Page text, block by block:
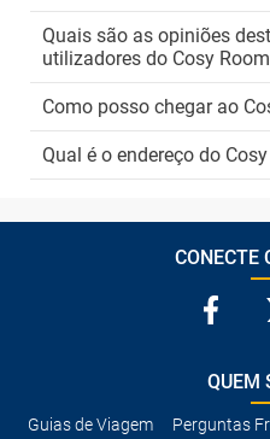
Quais são as opiniões
utilizadores do Cosy
Como posso chegar ao
Qual é o endereço do
CONECTE
QUEM
Guias de Viagem Perguntas